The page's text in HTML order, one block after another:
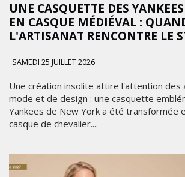
UNE CASQUETTE DES
EN CASQUE MÉDIÉVAL :
L'ARTISANAT RENCONTRE LE
SAMEDI 25 JUILLET 2026
Une création insolite attire l'attention des
mode et de design : une casquette
Yankees de New York a été transformée
casque de chevalier....